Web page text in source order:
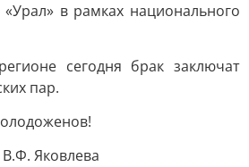
«Урал» в рамках национального
сегодня брак заключат
пар.
Яковлева